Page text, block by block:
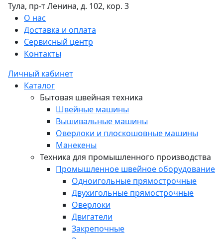
Тула, пр-т Ленина, д. 102, кор. 3
О нас
Доставка и оплата
Сервисный центр
Контакты
Личный кабинет
Каталог
Бытовая швейная техника
Швейные машины
Вышивальные машины
Оверлоки и плоскошовные машины
Манекены
Техника для промышленного производства
Промышленное швейное оборудование
Одноигольные прямострочные
Двухигольные прямострочные
Оверлоки
Двигатели
Закрепочные